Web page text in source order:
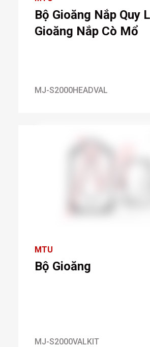
Bộ Gioăng Nắp Quy
Gioăng Nắp Cò Mổ
MJ-S2000HEADVAL
MTU
Bộ Gioăng
MJ-S2000VALKIT